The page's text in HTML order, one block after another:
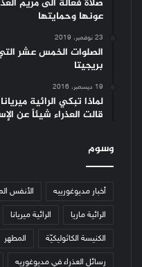
صلاة فعّالة الى مريم
عونها وحمايتها
23 نوفمبر، 2019
الصلوات الخمس عشر
بريجيتا
19 ديسمبر، 2016
لماذا تبكي الرائية
قالت العذراء شيئاً عن
وسوم
أخبار مديوغورييه الأنفس
الرائية ماريا الرائية ميريانا
الكنيسة الكاثوليكيّة المطهر
رسائل العذراء في مديوغوريه